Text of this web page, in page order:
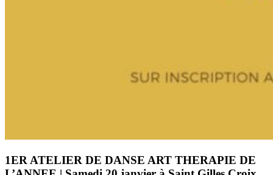
1ER ATELIER DE DANSE ART THERAPIE DE